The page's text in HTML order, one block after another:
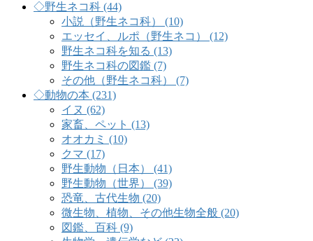
◇野生ネコ科 (44)
小説（野生ネコ科） (10)
エッセイ、ルポ（野生ネコ） (12)
野生ネコ科を知る (13)
野生ネコ科の図鑑 (7)
その他（野生ネコ科） (7)
◇動物の本 (231)
イヌ (62)
家畜、ペット (13)
オオカミ (10)
クマ (17)
野生動物（日本） (41)
野生動物（世界） (39)
恐竜、古代生物 (20)
微生物、植物、その他生物全般 (20)
図鑑、百科 (9)